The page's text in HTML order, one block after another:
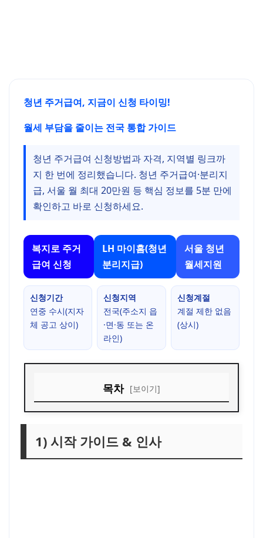
청년 주거급여, 지금이 신청 타이밍!
월세 부담을 줄이는 전국 통합 가이드
청년 주거급여 신청방법과 자격, 지역별 링크까
지 한 번에 정리했습니다. 청년 주거급여·분리지
급, 서울 월 최대 20만원 등 핵심 정보를 5분 만에
확인하고 바로 신청하세요.
복지로 주거
급여 신청
LH 마이홈(청년
분리지급)
서울 청년
월세지원
신청기간
연중 수시(지자
체 공고 상이)
신청지역
전국(주소지 읍
·면·동 또는 온
라인)
신청계절
계절 제한 없음
(상시)
목차 [보이기]
2) 지원 내용 한눈에 보기(요약 표)
3) 자격·서류 체크리스트(빠른 점검)
1) 시작 가이드 & 인사